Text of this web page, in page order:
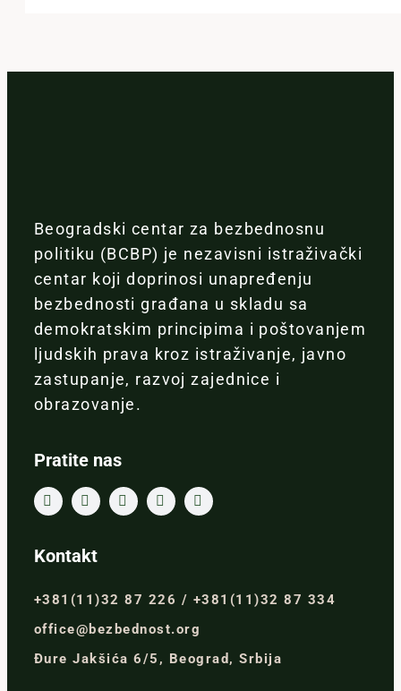
Beogradski centar za bezbednosnu
politiku (BCBP) je nezavisni istraživački
centar koji doprinosi unapređenju
bezbednosti građana u skladu sa
demokratskim principima i poštovanjem
ljudskih prava kroz istraživanje, javno
zastupanje, razvoj zajednice i
obrazovanje.
Pratite nas
Kontakt
+381(11)32 87 226 / +381(11)32 87 334
office@bezbednost.org
Đure Jakšića 6/5, Beograd, Srbija